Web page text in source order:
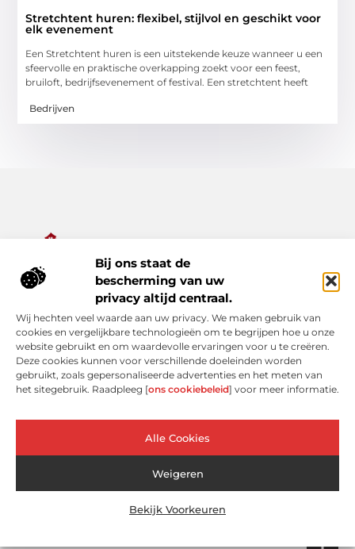
Bij ons staat de
bescherming van uw
privacy altijd centraal.
Wij hechten veel waarde aan uw privacy. We maken gebruik van
cookies en vergelijkbare technologieën om te begrijpen hoe u onze
website gebruikt en om waardevolle ervaringen voor u te creëren.
Deze cookies kunnen voor verschillende doeleinden worden
gebruikt, zoals gepersonaliseerde advertenties en het meten van
het sitegebruik. Raadpleeg [ons cookiebeleid] voor meer informatie.
Alle Cookies
Weigeren
Bekijk Voorkeuren
Stretchtent huren: flexibel, stijlvol en geschikt voor
elk evenement
Een Stretchtent huren is een uitstekende keuze wanneer u een
sfeervolle en praktische overkapping zoekt voor een feest,
bruiloft, bedrijfsevenement of festival. Een stretchtent heeft
Bedrijven
Alles wat je nodig hebt voor een rijker dagelijks leven.
Ontdek een diverse verzameling van blogs en artikelen die je
inspireren, informeren en verrijken – van praktische tips tot
bijzondere verhalen.
Bericht categorie
Onze informatie
Cookiebeleid (EU)